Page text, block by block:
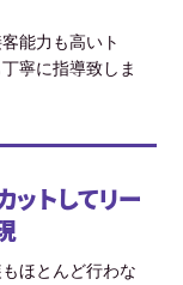
能力も高いト
寧に指導致しま
トしてリー
ほとんど行わな